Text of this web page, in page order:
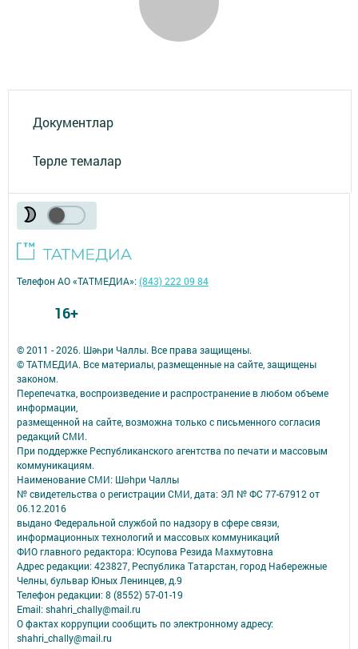
Документлар
Төрле темалар
© 2011 - 2026. Шәһри Чаллы. Все права защищены.
© ТАТМЕДИА. Все материалы, размещенные на сайте, защищены
законом.
Перепечатка, воспроизведение и распространение в любом объеме
информации,
размещенной на сайте, возможна только с письменного согласия
редакций СМИ.
При поддержке Республиканского агентства по печати и массовым
коммуникациям.
Наименование СМИ: Шəhри Чаллы
№ свидетельства о регистрации СМИ, дата: ЭЛ № ФС 77-67912 от
06.12.2016
выдано Федеральной службой по надзору в сфере связи,
информационных технологий и массовых коммуникаций
ФИО главного редактора: Юсупова Резида Махмутовна
Адрес редакции: 423827, Республика Татарстан, город Набережные
Челны, бульвар Юных Ленинцев, д.9
Телефон редакции: 8 (8552) 57-01-19
Email: shahri_chally@mail.ru
О фактах коррупции сообщить по электронному адресу:
shahri_chally@mail.ru
Телефон АО «ТАТМЕДИА»:(843) 222 09 84
16+